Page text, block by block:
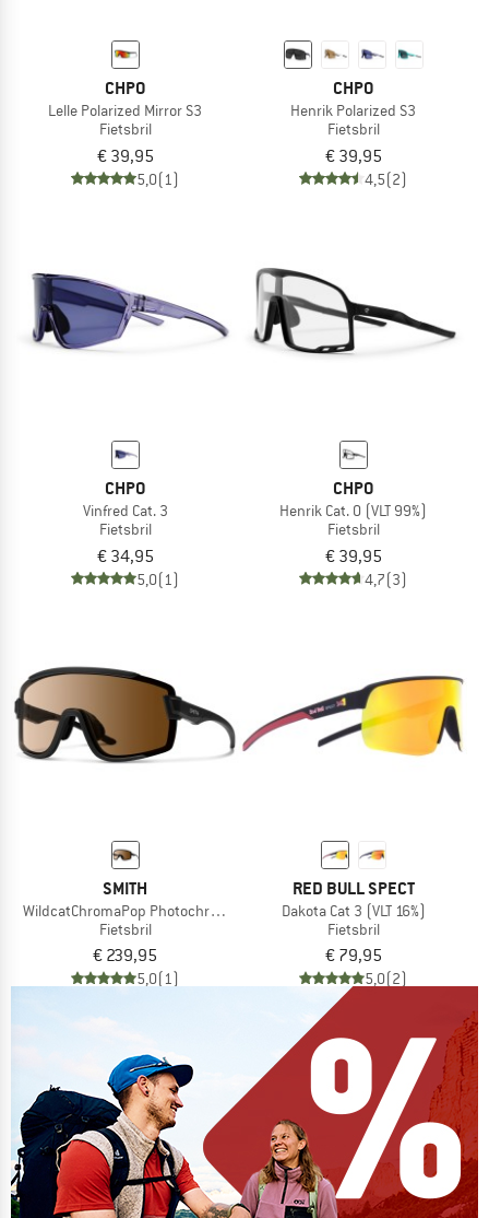
CHPO
Lelle Polarized Mirror S3
Fietsbril
€ 39,95
5,0(1)
CHPO
Henrik Polarized S3
Fietsbril
€ 39,95
4,5(2)
CHPO
Vinfred Cat. 3
Fietsbril
€ 34,95
5,0(1)
CHPO
Henrik Cat. 0 (VLT 99%)
Fietsbril
€ 39,95
4,7(3)
SMITH
WildcatChromaPop Photochromic S1-3 + S0
Fietsbril
€ 239,95
5,0(1)
RED BULL SPECT
Dakota Cat 3 (VLT 16%)
Fietsbril
€ 79,95
5,0(2)